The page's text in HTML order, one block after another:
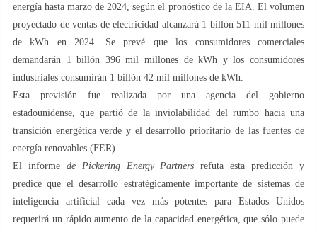
energía hasta marzo de 2024, según el pronóstico de la EIA. El volumen
proyectado de ventas de electricidad alcanzará 1 billón 511 mil millones
de kWh en 2024. Se prevé que los consumidores comerciales
demandarán 1 billón 396 mil millones de kWh y los consumidores
industriales consumirán 1 billón 42 mil millones de kWh.
Esta previsión fue realizada por una agencia del gobierno
estadounidense, que partió de la inviolabilidad del rumbo hacia una
transición energética verde y el desarrollo prioritario de las fuentes de
energía renovables (FER).
El informe de Pickering Energy Partners refuta esta predicción y
predice que el desarrollo estratégicamente importante de sistemas de
inteligencia artificial cada vez más potentes para Estados Unidos
requerirá un rápido aumento de la capacidad energética, que sólo puede